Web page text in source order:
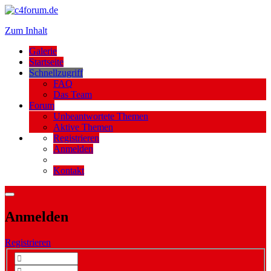
Zum Inhalt
Galerie
Startseite
Schnellzugriff
FAQ
Das Team
Forum
Unbeantwortete Themen
Aktive Themen
Registrieren
Anmelden
Kontakt
Anmelden
Registrieren